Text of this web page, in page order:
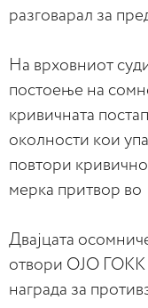
разговарал за
На врховниот
постоење на
кривичната
околности кои
повтори
мерка притвор
Двајцата
отвори ОЈО ГОКК
награда за